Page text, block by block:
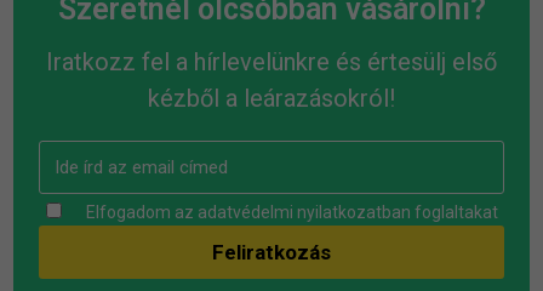
Szeretnél olcsóbban vásárolni?
Iratkozz fel a hírlevelünkre és értesülj első
kézből a leárazásokról!
Elfogadom az adatvédelmi nyilatkozatban foglaltakat